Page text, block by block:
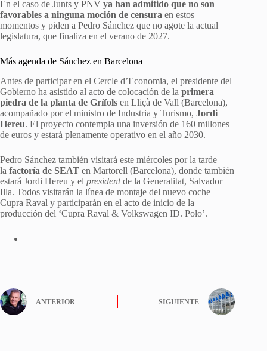
En el caso de Junts y PNV ya han admitido que no son
favorables a ninguna moción de censura en estos
momentos y piden a Pedro Sánchez que no agote la actual
legislatura, que finaliza en el verano de 2027.
Más agenda de Sánchez en Barcelona
Antes de participar en el Cercle d’Economia, el presidente del
Gobierno ha asistido al acto de colocación de la primera
piedra de la planta de Grífols en Lliçà de Vall (Barcelona),
acompañado por el ministro de Industria y Turismo, Jordi
Hereu. El proyecto contempla una inversión de 160 millones
de euros y estará plenamente operativo en el año 2030.
Pedro Sánchez también visitará este miércoles por la tarde
la factoría de SEAT en Martorell (Barcelona), donde también
estará Jordi Hereu y el presidentde la Generalitat, Salvador
Illa. Todos visitarán la línea de montaje del nuevo coche
Cupra Raval y participarán en el acto de inicio de la
producción del ‘Cupra Raval & Volkswagen ID. Polo’.
ANTERIOR SIGUIENTE